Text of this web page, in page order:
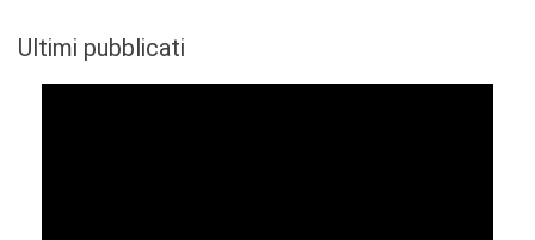
Ultimi pubblicati